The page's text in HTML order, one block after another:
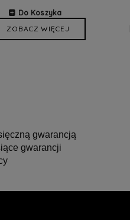
Do Koszyka
ZOBACZ WIĘCEJ
gwarancją
gwarancji